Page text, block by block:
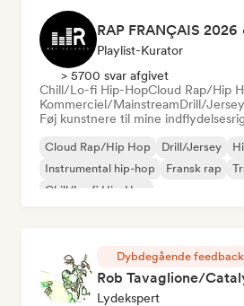
Playlist-Kurator
> 5700 svar afgivet
Chill/Lo-fi Hip-HopCloud Rap/Hip
Kommerciel/MainstreamDrill/Jersey
Føj kunstnere til mine
Cloud Rap/Hip Hop Drill/Jersey
Instrumental hip-hop
Fransk rap
Chill/Lo-fi Hip-Hop
Dybdegående feedback
Rob Tavaglione/
Lydekspert